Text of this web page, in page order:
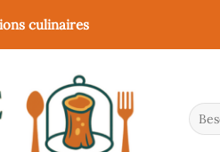
culinaires